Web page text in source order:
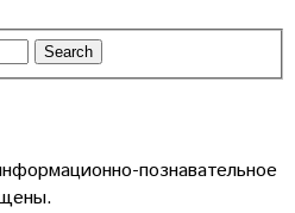
познавательное